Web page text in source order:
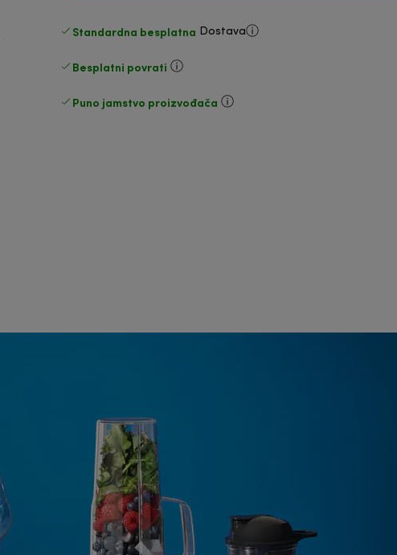
Standardna besplatna Dostava
Besplatni povrati
Puno jamstvo proizvođača